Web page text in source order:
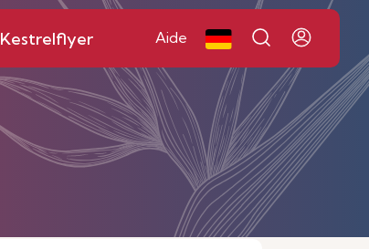
Kestrelflyer Aide